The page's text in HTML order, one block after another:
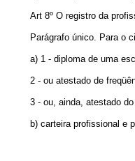
Art 8º O registro da
Parágrafo único. Para o
a) 1 - diploma de uma
2 - ou atestado de
3 - ou, ainda, atestado
b) carteira profissional e